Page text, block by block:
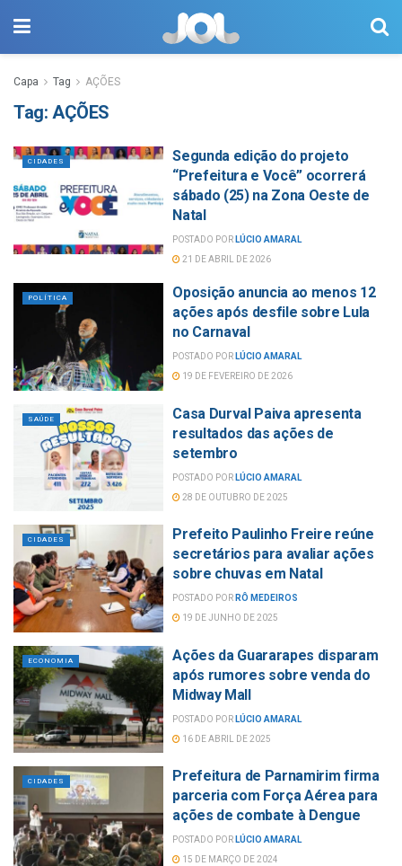
Capa Tag AÇÕES
Tag: AÇÕES
CIDADES
Segunda edição do projeto
“Prefeitura e Você” ocorrerá
sábado (25) na Zona Oeste de
Natal
POSTADO POR LÚCIO AMARAL
21 DE ABRIL DE 2026
POLÍTICA
Oposição anuncia ao menos 12
ações após desfile sobre Lula
no Carnaval
POSTADO POR LÚCIO AMARAL
19 DE FEVEREIRO DE 2026
SAÚDE
Casa Durval Paiva apresenta
resultados das ações de
setembro
POSTADO POR LÚCIO AMARAL
28 DE OUTUBRO DE 2025
CIDADES
Prefeito Paulinho Freire reúne
secretários para avaliar ações
sobre chuvas em Natal
POSTADO POR RÔ MEDEIROS
19 DE JUNHO DE 2025
ECONOMIA
Ações da Guararapes disparam
após rumores sobre venda do
Midway Mall
POSTADO POR LÚCIO AMARAL
16 DE ABRIL DE 2025
CIDADES
Prefeitura de Parnamirim firma
parceria com Força Aérea para
ações de combate à Dengue
POSTADO POR LÚCIO AMARAL
15 DE MARÇO DE 2024